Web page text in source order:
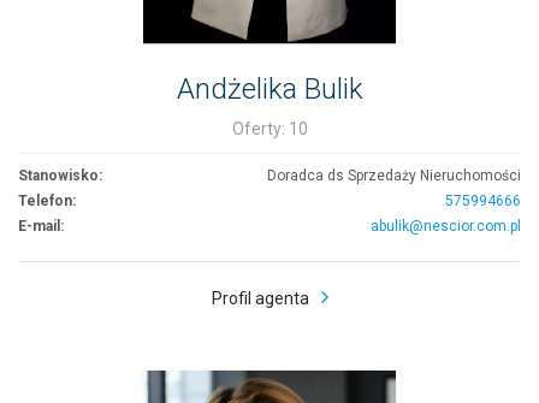
Andżelika Bulik
Oferty: 10
Stanowisko:
Doradca ds Sprzedaży Nieruchomości
Telefon:
575994666
E-mail:
abulik@nescior.com.pl
Profil agenta